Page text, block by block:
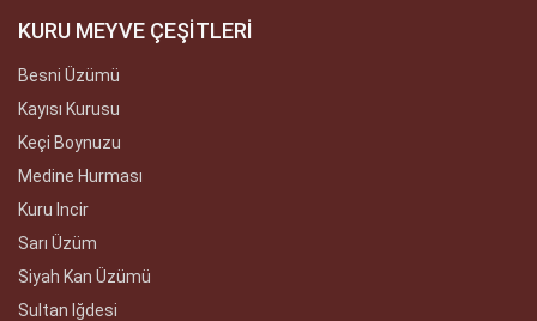
KURU MEYVE ÇEŞİTLERİ
Besni Üzümü
Kayısı Kurusu
Keçi Boynuzu
Medine Hurması
Kuru Incir
Sarı Üzüm
Siyah Kan Üzümü
Sultan Iğdesi